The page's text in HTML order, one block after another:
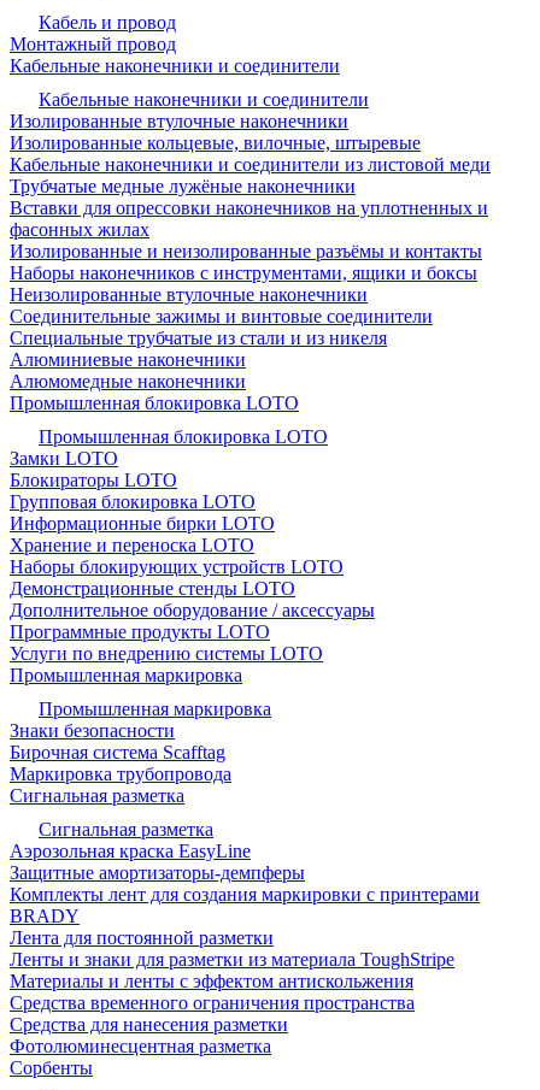
Кабель и провод
Монтажный провод
Кабельные наконечники и соединители
Кабельные наконечники и соединители
Изолированные втулочные наконечники
Изолированные кольцевые, вилочные, штыревые
Кабельные наконечники и соединители из листовой меди
Трубчатые медные лужёные наконечники
Вставки для опрессовки наконечников на уплотненных и
фасонных жилах
Изолированные и неизолированные разъёмы и контакты
Наборы наконечников с инструментами, ящики и боксы
Неизолированные втулочные наконечники
Соединительные зажимы и винтовые соединители
Специальные трубчатые из стали и из никеля
Алюминиевые наконечники
Алюмомедные наконечники
Промышленная блокировка LOTO
Промышленная блокировка LOTO
Замки LOTO
Блокираторы LOTO
Групповая блокировка LOTO
Информационные бирки LOTO
Хранение и переноска LOTO
Наборы блокирующих устройств LOTO
Демонстрационные стенды LOTO
Дополнительное оборудование / аксессуары
Программные продукты LOTO
Услуги по внедрению системы LOTO
Промышленная маркировка
Промышленная маркировка
Знаки безопасности
Бирочная система Scafftag
Маркировка трубопровода
Сигнальная разметка
Сигнальная разметка
Аэрозольная краска EasyLine
Защитные амортизаторы-демпферы
Комплекты лент для создания маркировки с принтерами
BRADY
Лента для постоянной разметки
Ленты и знаки для разметки из материала ToughStripe
Материалы и ленты с эффектом антискольжения
Средства временного ограничения пространства
Средства для нанесения разметки
Фотолюминесцентная разметка
Сорбенты